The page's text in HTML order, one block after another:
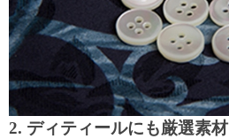
2. ディティールにも厳選素材